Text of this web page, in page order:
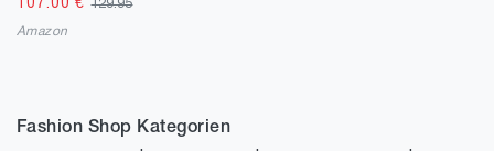
107.00 €129.95
Amazon
Fashion Shop Kategorien